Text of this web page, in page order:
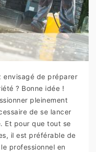
envisagé de préparer
? Bonne idée !
pleinement
de se lancer
Et pour que tout se
il est préférable de
professionnel en